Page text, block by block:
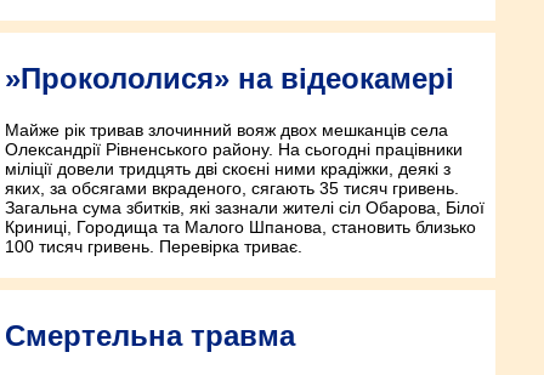
»Прокололися» на відеокамері
Майже рік тривав злочинний вояж двох мешканців села
Олександрії Рівненського району. На сьогодні працівники
міліції довели тридцять дві скоєні ними крадіжки, деякі з
яких, за обсягами вкраденого, сягають 35 тисяч гривень.
Загальна сума збитків, які зазнали жителі сіл Обарова, Білої
Криниці, Городища та Малого Шпанова, становить близько
100 тисяч гривень. Перевірка триває.
Смертельна травма